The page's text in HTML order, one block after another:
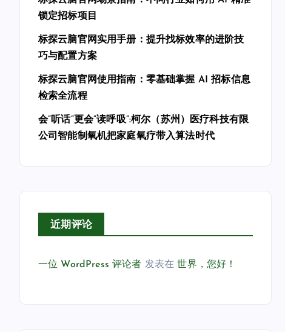
锁定招标项目
标探云脑官网实用手册：提升找标效率的进阶技
巧与配置方案
标探云脑官网使用指南：零基础掌握 AI 招标信息
检索全流程
会”听话”更会”读呼吸”:柯尔（苏州）医疗科技有限
公司智能制氧机把家庭氧疗带入算法时代
近期评论
一位 WordPress 评论者 发表在世界，您好！